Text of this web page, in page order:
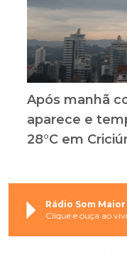
Após manhã
aparece e
28°C em
Rádio Som Maior
Clique e ouça ao